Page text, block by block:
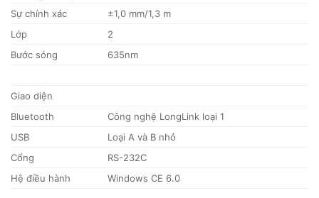
Sự chính xác
±1,0 mm/1,3 m
Lớp
2
Bước sóng
635nm
Giao diện
Bluetooth
Công nghệ LongLink loại 1
USB
Loại A và B nhỏ
Cổng
RS-232C
Hệ điều hành
Windows CE 6.0